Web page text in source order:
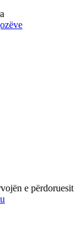
e përdoruesit